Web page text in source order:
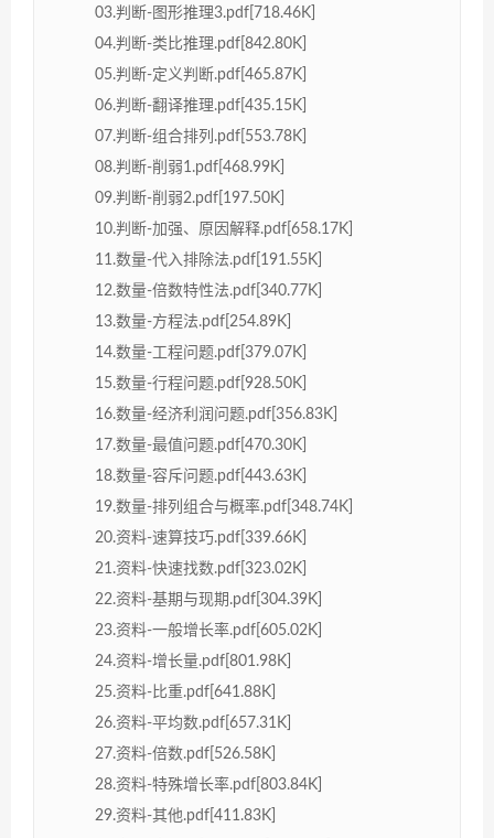
03.判断-图形推理3.pdf[718.46K]
04.判断-类比推理.pdf[842.80K]
05.判断-定义判断.pdf[465.87K]
06.判断-翻译推理.pdf[435.15K]
07.判断-组合排列.pdf[553.78K]
08.判断-削弱1.pdf[468.99K]
09.判断-削弱2.pdf[197.50K]
10.判断-加强、原因解释.pdf[658.17K]
11.数量-代入排除法.pdf[191.55K]
12.数量-倍数特性法.pdf[340.77K]
13.数量-方程法.pdf[254.89K]
14.数量-工程问题.pdf[379.07K]
15.数量-行程问题.pdf[928.50K]
16.数量-经济利润问题.pdf[356.83K]
17.数量-最值问题.pdf[470.30K]
18.数量-容斥问题.pdf[443.63K]
19.数量-排列组合与概率.pdf[348.74K]
20.资料-速算技巧.pdf[339.66K]
21.资料-快速找数.pdf[323.02K]
22.资料-基期与现期.pdf[304.39K]
23.资料-一般增长率.pdf[605.02K]
24.资料-增长量.pdf[801.98K]
25.资料-比重.pdf[641.88K]
26.资料-平均数.pdf[657.31K]
27.资料-倍数.pdf[526.58K]
28.资料-特殊增长率.pdf[803.84K]
29.资料-其他.pdf[411.83K]